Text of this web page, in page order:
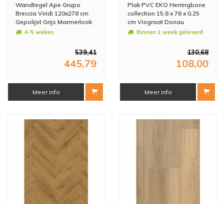
Wandtegel Ape Grupo
Breccia Viridi 120x278 cm
Gepolijst Grijs Marmerlook
(Prijs per M2)
4-5 weken
539,41
445,79
Meer info
Plak PVC EKO Herringbone
collection 15,8 x 76 x 0,25
cm Visgraat Donau
(Doosinhoud: 2,88 m2)
Binnen 1 week geleverd
130,68
108,00
Meer info